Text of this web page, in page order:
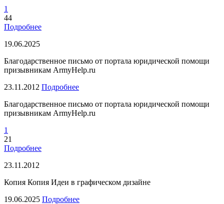
1
44
Подробнее
19.06.2025
Благодарственное письмо от портала юридической помощи
призывникам ArmyHelp.ru
23.11.2012 Подробнее
Благодарственное письмо от портала юридической помощи
призывникам ArmyHelp.ru
1
21
Подробнее
23.11.2012
Копия Копия Идеи в графическом дизайне
19.06.2025 Подробнее